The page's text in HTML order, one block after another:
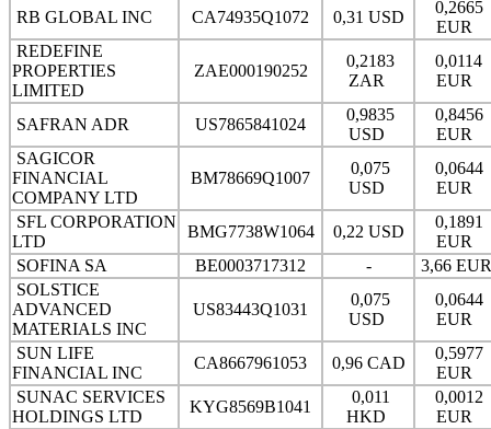
RB GLOBAL INC
CA74935Q1072 0,31 USD
0,2665
EUR
REDEFINE
PROPERTIES
LIMITED
ZAE000190252
0,2183
ZAR
0,0114
EUR
SAFRAN ADR US7865841024
0,9835
USD
0,8456
EUR
SAGICOR
FINANCIAL
COMPANY LTD
BM78669Q1007
0,075
USD
0,0644
EUR
SFL CORPORATION
LTD
BMG7738W1064 0,22 USD
0,1891
EUR
SOFINA SA
BE0003717312 -
3,66
SOLSTICE
ADVANCED
MATERIALS INC
US83443Q1031
0,075
USD
0,0644
EUR
SUN LIFE
FINANCIAL INC
CA8667961053 0,96 CAD
0,5977
EUR
SUNAC SERVICES
HOLDINGS LTD
KYG8569B1041
0,011
HKD
0,0012
EUR